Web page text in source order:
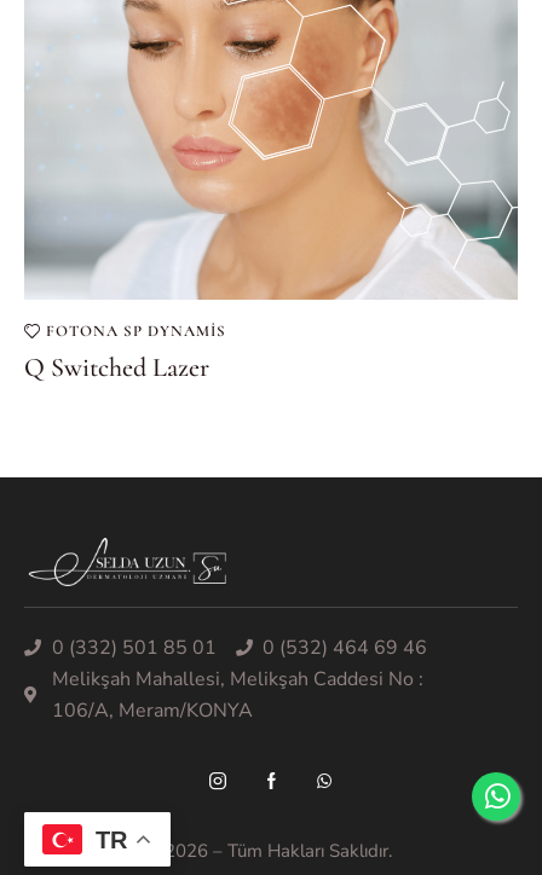
FOTONA SP DYNAMIS
Q Switched Lazer
0 (332) 501 85 01
0 (532) 464 69 46
Melikşah Mahallesi, Melikşah Caddesi No :
106/A, Meram/KONYA
Selda UZUN © – 2026 – Tüm Hakları Saklıdır.
TR